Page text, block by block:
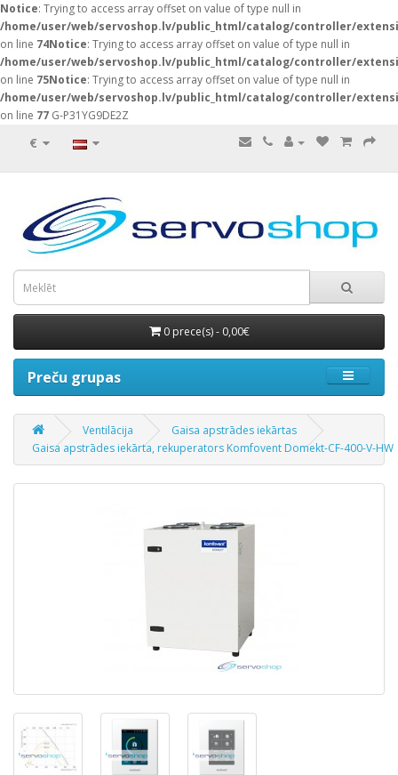
Notice: Trying to access array offset on value of type null in
/home/user/web/servoshop.lv/public_html/catalog/controller/
on line 74Notice: Trying to access array offset on value of type null in
/home/user/web/servoshop.lv/public_html/catalog/controller/
on line 75Notice: Trying to access array offset on value of type null in
/home/user/web/servoshop.lv/public_html/catalog/controller/
on line 77 G-P31YG9DE2Z
€
0 prece(s) - 0,00€
Preču grupas
Ventilācija
Gaisa apstrādes iekārtas
Gaisa apstrādes iekārta, rekuperators Komfovent Domekt-CF-400-V-HW